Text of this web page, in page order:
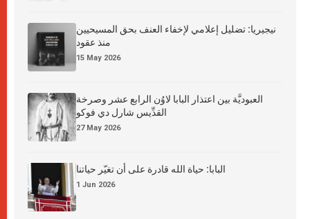
نيجيريا: تضليل إعلامي لإخفاء العنف بحق المسيحيين
منذ عقود
15 May 2026
العبوديَّة بين اعتذار البابا لاوُن الرابع عشر وصرخة
القدِّيس شارل دي فوكو
27 May 2026
البابا: حياة الله قادرة على أن تغيّر حياتنا
1 Jun 2026